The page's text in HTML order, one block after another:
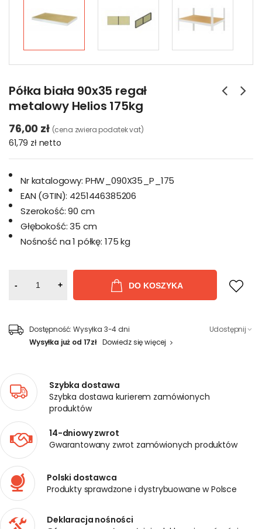
Półka biała 90x35 regał
metalowy Helios 175kg
76,00 zł (cena zwiera podatek vat)
61,79 zł netto
Nr katalogowy: PHW_090X35_P_175
EAN (GTIN): 4251446385206
Szerokość: 90 cm
Głębokość: 35 cm
Nośność na 1 półkę: 175 kg
- + DO KOSZYKA
Dostępność: Wysyłka 3-4 dni
Wysyłka już od 17zł Dowiedz się więcej
Udostępnij
Szybka dostawa
Szybka dostawa kurierem zamówionych
produktów
14-dniowy zwrot
Gwarantowany zwrot zamówionych produktów
Polski dostawca
Produkty sprawdzone i dystrybuowane w Polsce
Deklaracja nośności